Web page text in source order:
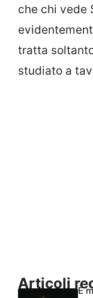
che chi vede
tratta
studiato a
Articoli
È